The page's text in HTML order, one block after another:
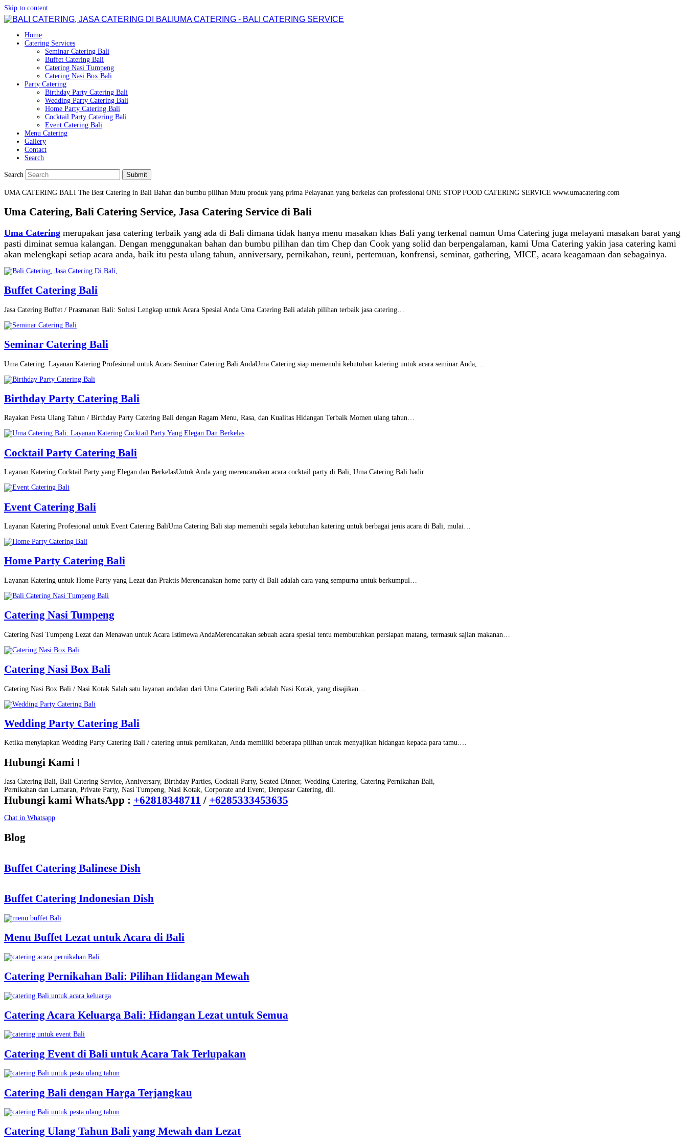
Skip to content
UMA CATERING - BALI CATERING SERVICE
Home
Catering Services
Seminar Catering Bali
Buffet Catering Bali
Catering Nasi Tumpeng
Catering Nasi Box Bali
Party Catering
Birthday Party Catering Bali
Wedding Party Catering Bali
Home Party Catering Bali
Cocktail Party Catering Bali
Event Catering Bali
Menu Catering
Gallery
Contact
Search
Search Submit
UMA CATERING BALI The Best Catering in Bali Bahan dan bumbu pilihan Mutu produk yang prima Pelayanan yang berkelas dan professional ONE STOP FOOD CATERING SERVICE www.umacatering.com
Uma Catering, Bali Catering Service, Jasa Catering Service di Bali
Uma Catering merupakan jasa catering terbaik yang ada di Bali dimana tidak hanya menu masakan khas Bali yang terkenal namun Uma Catering juga melayani masakan barat yang
pasti diminat semua kalangan. Dengan menggunakan bahan dan bumbu pilihan dan tim Chep dan Cook yang solid dan berpengalaman, kami Uma Catering yakin jasa catering kami
akan melengkapi setiap acara anda, baik itu pesta ulang tahun, anniversary, pernikahan, reuni, pertemuan, konfrensi, seminar, gathering, MICE, acara keagamaan dan sebagainya.
Buffet Catering Bali
Jasa Catering Buffet / Prasmanan Bali: Solusi Lengkap untuk Acara Spesial Anda Uma Catering Bali adalah pilihan terbaik jasa catering…
Seminar Catering Bali
Uma Catering: Layanan Katering Profesional untuk Acara Seminar Catering Bali AndaUma Catering siap memenuhi kebutuhan katering untuk acara seminar Anda,…
Birthday Party Catering Bali
Rayakan Pesta Ulang Tahun / Birthday Party Catering Bali dengan Ragam Menu, Rasa, dan Kualitas Hidangan Terbaik Momen ulang tahun…
Cocktail Party Catering Bali
Layanan Katering Cocktail Party yang Elegan dan BerkelasUntuk Anda yang merencanakan acara cocktail party di Bali, Uma Catering Bali hadir…
Event Catering Bali
Layanan Katering Profesional untuk Event Catering BaliUma Catering Bali siap memenuhi segala kebutuhan katering untuk berbagai jenis acara di Bali, mulai…
Home Party Catering Bali
Layanan Katering untuk Home Party yang Lezat dan Praktis Merencanakan home party di Bali adalah cara yang sempurna untuk berkumpul…
Catering Nasi Tumpeng
Catering Nasi Tumpeng Lezat dan Menawan untuk Acara Istimewa AndaMerencanakan sebuah acara spesial tentu membutuhkan persiapan matang, termasuk sajian makanan…
Catering Nasi Box Bali
Catering Nasi Box Bali / Nasi Kotak Salah satu layanan andalan dari Uma Catering Bali adalah Nasi Kotak, yang disajikan…
Wedding Party Catering Bali
Ketika menyiapkan Wedding Party Catering Bali / catering untuk pernikahan, Anda memiliki beberapa pilihan untuk menyajikan hidangan kepada para tamu.…
Hubungi Kami !
Jasa Catering Bali, Bali Catering Service, Anniversary, Birthday Parties, Cocktail Party, Seated Dinner, Wedding Catering, Catering Pernikahan Bali,
Pernikahan dan Lamaran, Private Party, Nasi Tumpeng, Nasi Kotak, Corporate and Event, Denpasar Catering, dll.
Hubungi kami WhatsApp : +62818348711 / +6285333453635
Chat in Whatsapp
Blog
Buffet Catering Balinese Dish
Buffet Catering Indonesian Dish
Menu Buffet Lezat untuk Acara di Bali
Catering Pernikahan Bali: Pilihan Hidangan Mewah
Catering Acara Keluarga Bali: Hidangan Lezat untuk Semua
Catering Event di Bali untuk Acara Tak Terlupakan
Catering Bali dengan Harga Terjangkau
Catering Ulang Tahun Bali yang Mewah dan Lezat